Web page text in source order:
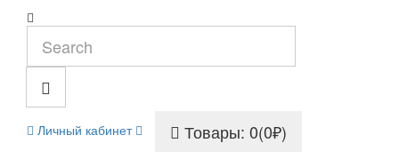
Личный кабинет Товары: 0(0₽)